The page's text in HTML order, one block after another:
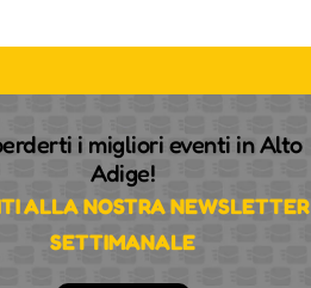
i migliori eventi in Alto
Adige!
ALLA NOSTRA NEWSLETTER
SETTIMANALE